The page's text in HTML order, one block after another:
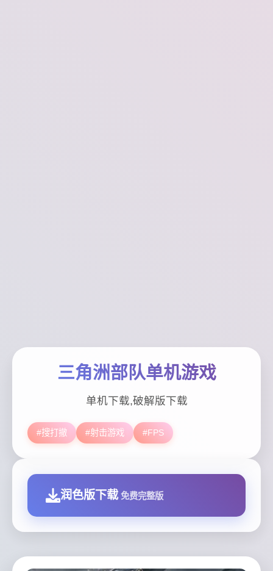
三角洲部队单机游戏
单机下载,破解版下载
#搜打撤 #射击游戏 #FPS
润色版下载 免费完整版